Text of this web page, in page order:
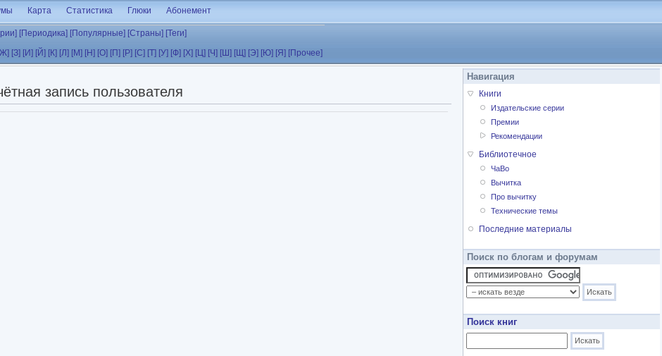
Карта Статистика Глюки Абонемент
[Периодика] [Популярные] [Страны] [Теги]
[З] [И] [Й] [К] [Л] [М] [Н] [О] [П] [Р] [С] [Т] [У] [Ф] [Х] [Ц] [Ч] [Ш] [Щ] [Э] [Ю] [Я] [Прочее]
запись пользователя
Навигация
Книги
Издательские серии
Премии
Рекомендации
Библиотечное
ЧаВо
Вычитка
Про вычитку
Технические темы
Последние материалы
Поиск по блогам и форумам
Поиск книг